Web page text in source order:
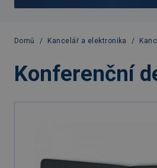
Domů / Kancelář a elektronika /
Konferenční